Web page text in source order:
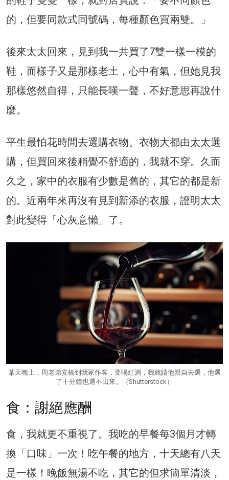
的，但要同款式同號碼，每種顏色買兩雙。」
後來太太回來，見到我一共買了7雙一樣一模的
鞋，而樣子又是那樣老土，心中有氣，但她見我
那樣悠然自得，只能長嘆一聲，不好意思再說什
麼。
平生最怕花時間去選購衣物。衣物大都由太太選
購，但買回來後稍覺不舒適的，我就不穿。久而
久之，家中的衣服有少數是舊的，其它的都是新
的。近兩年來再沒有見到新添的衣服，證明太太
對此變得「心灰意懶」了。
某天晚上，周老弟安橋到我家作客，要喝紅酒，我就請他親自去選，他選
了十分鐘也選不出來。（Shutterstock）
食：謝絕應酬
食，我就更不重視了。我吃的早餐每3個月才轉
換「口味」一次！吃午餐的地方，十天總有八天
是一樣！晚飯無湯不吃，其它的但求簡單清淡，